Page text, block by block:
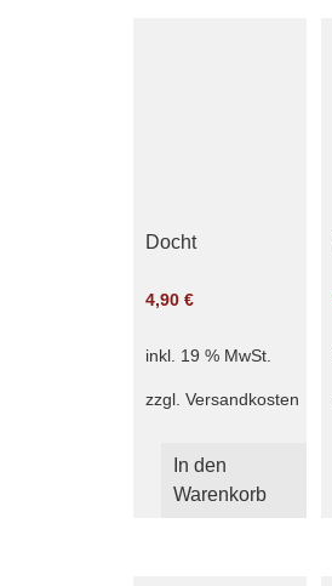
Docht
4,90 €
inkl. 19 % MwSt.
zzgl. Versandkosten
In den
Warenkorb